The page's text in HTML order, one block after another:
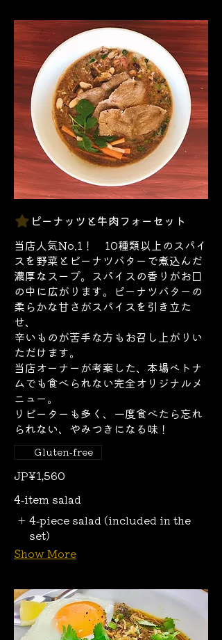
ピーナッツと牛肉フォーセット
当店人気No.1！ 10種類以上のスパイ
スを野菜とピーナツバターで煮込んだ
濃厚なスープ。スパイスの香りがお口
の中に広がります。ピーナツバターの
柔らかな甘さがスパイスを引き立た
せ、
辛いものが苦手な方もお召し上がりい
ただけます。
当店オーナーが考案した、本場ベトナ
ムでも食べられない完全オリジナルメ
ニュー。
リピーターも多く、一度食べたら忘れ
られない、やみつきになる味！
JP¥1,560
Gluten-free
4-item salad
4-piece salad (included in the
set)
Show More